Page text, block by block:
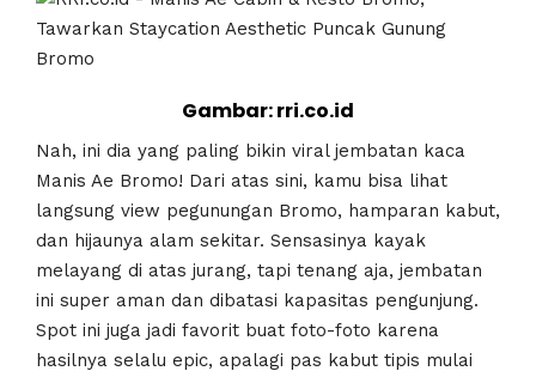
Gambar: rri.co.id
Nah, ini dia yang paling bikin viral jembatan kaca
Manis Ae Bromo! Dari atas sini, kamu bisa lihat
langsung view pegunungan Bromo, hamparan kabut,
dan hijaunya alam sekitar. Sensasinya kayak
melayang di atas jurang, tapi tenang aja, jembatan
ini super aman dan dibatasi kapasitas pengunjung.
Spot ini juga jadi favorit buat foto-foto karena
hasilnya selalu epic, apalagi pas kabut tipis mulai